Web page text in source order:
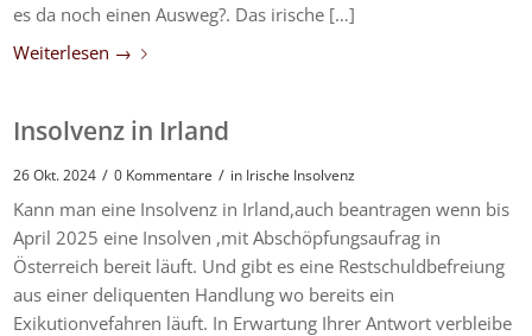
es da noch einen Ausweg?. Das irische […]
Weiterlesen →
Insolvenz in Irland
26 Okt. 2024 / 0 Kommentare / in Irische Insolvenz
Kann man eine Insolvenz in Irland,auch beantragen wenn bis
April 2025 eine Insolven ,mit Abschöpfungsaufrag in
Österreich bereit läuft. Und gibt es eine Restschuldbefreiung
aus einer deliquenten Handlung wo bereits ein
Exikutionvefahren läuft. In Erwartung Ihrer Antwort verbleibe